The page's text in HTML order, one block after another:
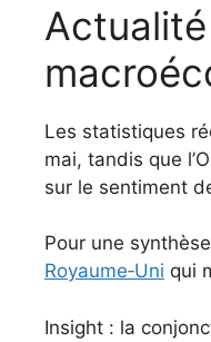
Les statistiques
mai, tandis que
sur le sentiment
Pour une
Royaume‑Uni qui
Insight : la